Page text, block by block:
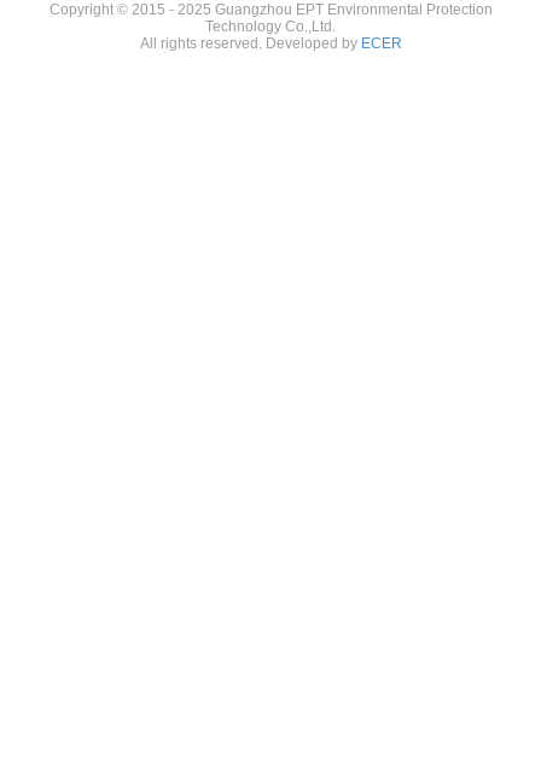
Copyright © 2015 - 2025 Guangzhou EPT Environmental Protection
Technology Co.,Ltd.
All rights reserved. Developed by ECER